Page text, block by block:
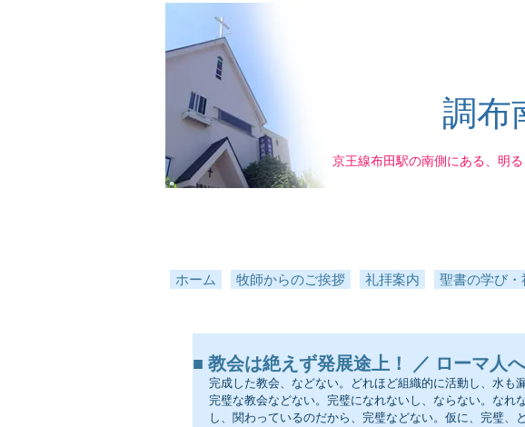
京王線布田駅の南側にある、明
調布
ホーム 牧師からのご挨拶 礼拝案内 聖書の学び・
■ 教会は絶えず発展途上！ ／ ローマ人
完成した教会、などない。どれほど組織的に活動し、水も
完璧な教会などない。完璧になれないし、ならない。なれ
し、関わっているのだから、完璧などない。仮に、完璧